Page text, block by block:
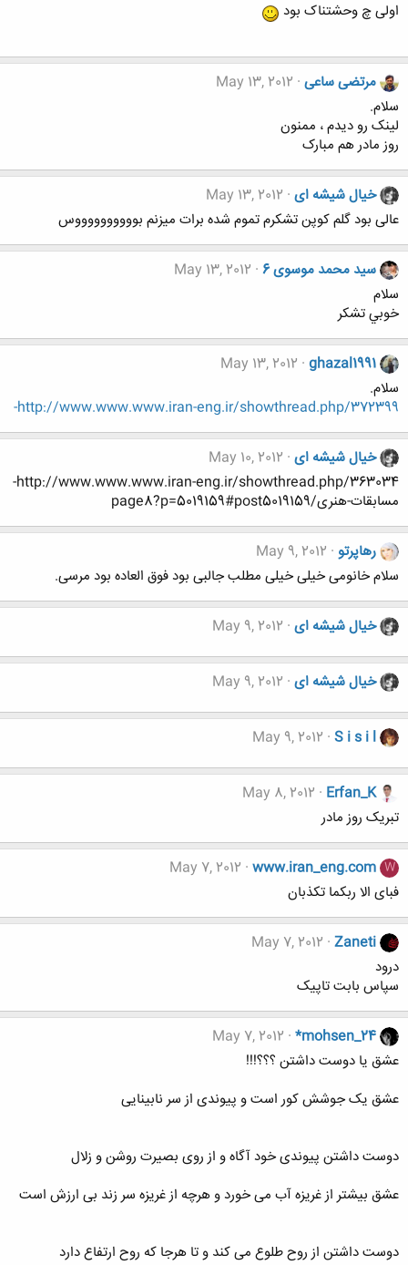
اولی چ وحشتناک بود
مرتضی ساعی May 13, 2012
سلام.
لینک رو دیدم ، ممنون
روز مادر هم مبارک
خیال شیشه ای May 13, 2012
عالی بود گلم کوپن تشکرم تموم شده برات میزنم بووووووووووس
سید محمد موسوی 6
May 13, 2012
سلام
خوبي تشكر
ghazal1991
May 13, 2012
سلام.
http://www.www.www.iran-eng.ir/showthread.php/372399-
خیال شیشه ای May 10, 2012
http://www.www.www.iran-eng.ir/showthread.php/363034-
مسابقات-هنری/page8?p=5019159#post5019159
رهاپرتو May 9, 2012
سلام خانومی خیلی خیلی مطلب جالبی بود فوق العاده بود مرسی.
خیال شیشه ای May 9, 2012
خیال شیشه ای May 9, 2012
S i s i l
May 9, 2012
Erfan_K
May 8, 2012
تبریک روز مادر
W
www.iran_eng.com
May 7, 2012
فبای الا ربکما تکذبان
Zaneti
May 7, 2012
درود
سپاس بابت تاپیک
*mohsen_24
May 7, 2012
عشق یا دوست داشتن ؟؟؟!!!
عشق یک جوشش کور است و پیوندی از سر نابینایی
دوست داشتن پیوندی خود آگاه و از روی بصیرت روشن و زلال
عشق بیشتر از غریزه آب می خورد و هرچه از غریزه سر زند بی ارزش است
دوست داشتن از روح طلوع می کند و تا هرجا که روح ارتفاع دارد